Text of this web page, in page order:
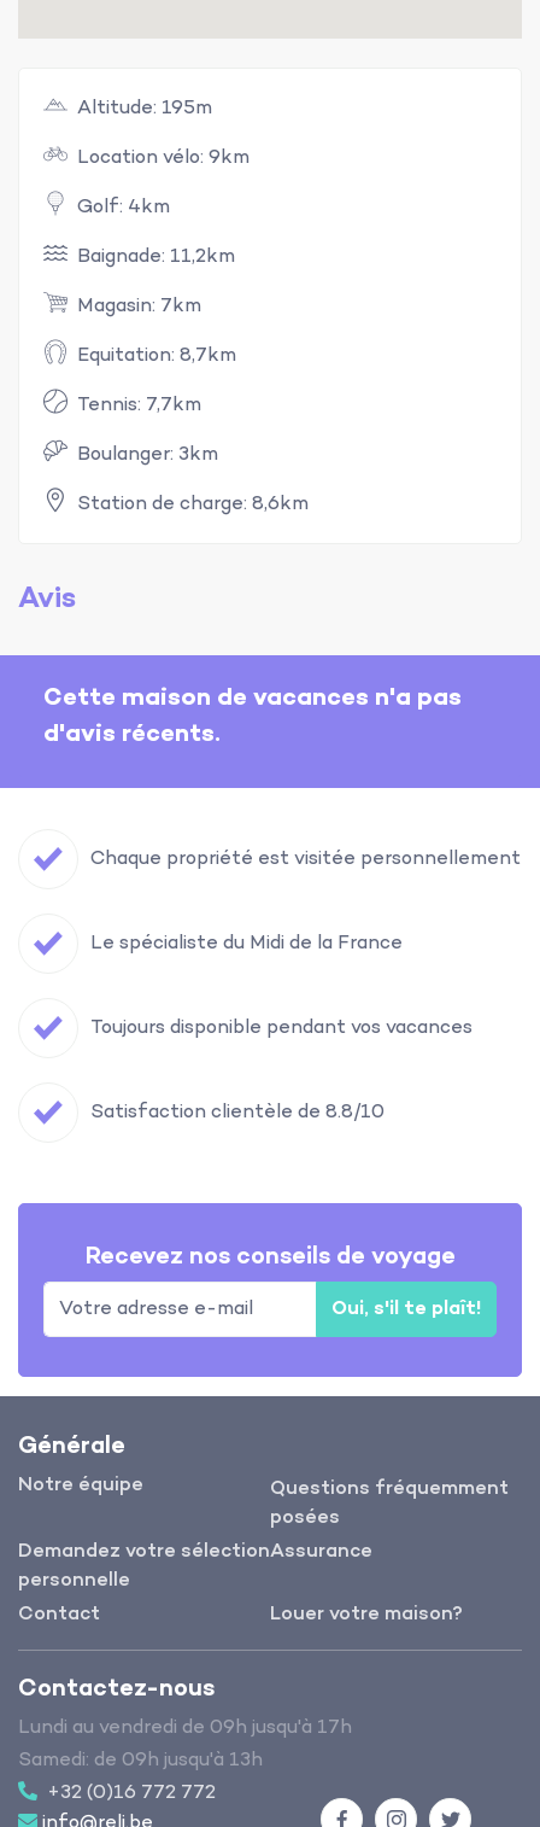
Altitude: 195m
Location vélo: 9km
Golf: 4km
Baignade: 11,2km
Magasin: 7km
Equitation: 8,7km
Tennis: 7,7km
Boulanger: 3km
Station de charge: 8,6km
Avis
Cette maison de vacances n'a pas
d'avis récents.
Chaque propriété est visitée personnellement
Le spécialiste du Midi de la France
Toujours disponible pendant vos vacances
Satisfaction clientèle de 8.8/10
Recevez nos conseils de voyage
Oui, s'il te plaît!
Générale
Notre équipe
Questions fréquemment
posées
Demandez votre sélection
personnelle
Assurance
Contact Louer votre maison?
Contactez-nous
Lundi au vendredi de 09h jusqu'à 17h
Samedi: de 09h jusqu'à 13h
+32 (0)16 772 772